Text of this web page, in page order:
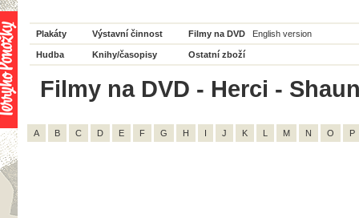
Plakáty Výstavní činnost Filmy na DVD English version
Hudba Knihy/časopisy Ostatní zboží
Filmy na DVD - Herci -
A B C D E F G H I J K L M N O P